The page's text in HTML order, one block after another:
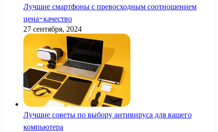
Лучшие смартфоны с превосходным соотношением
цена-качество
27 сентября, 2024
Лучшие советы по выбору антивируса для вашего
компьютера